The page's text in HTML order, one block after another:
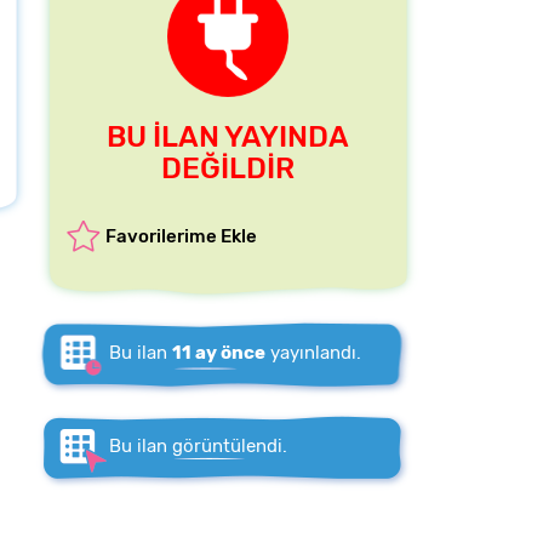
BU İLAN YAYINDA
DEĞİLDİR
Favorilerime Ekle
Bu ilan 11 ay önce yayınlandı.
Bu ilan görüntülendi.